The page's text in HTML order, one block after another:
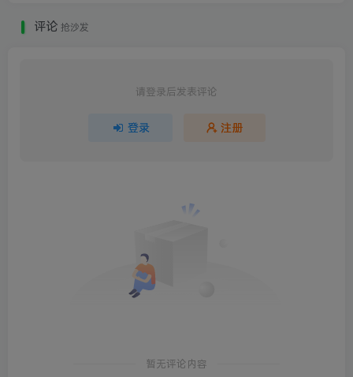
评论 抢沙发
请登录后发表评论
登录 注册
暂无评论内容